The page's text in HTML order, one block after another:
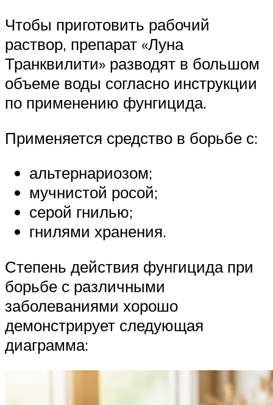
Чтобы приготовить рабочий
раствор, препарат «Луна
Транквилити» разводят в большом
объеме воды согласно инструкции
по применению фунгицида.
Применяется средство в борьбе с:
альтернариозом;
мучнистой росой;
серой гнилью;
гнилями хранения.
Степень действия фунгицида при
борьбе с различными
заболеваниями хорошо
демонстрирует следующая
диаграмма: